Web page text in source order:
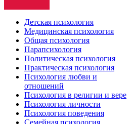
Детская психология
Медицинская психология
Общая психология
Парапсихология
Политическая психология
Практическая психология
Психология любви и
отношений
Психология в религии и вере
Психология личности
Психология поведения
Семейная психология